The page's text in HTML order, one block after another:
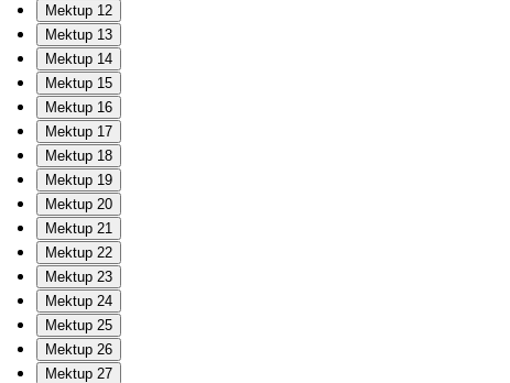
Mektup 12
Mektup 13
Mektup 14
Mektup 15
Mektup 16
Mektup 17
Mektup 18
Mektup 19
Mektup 20
Mektup 21
Mektup 22
Mektup 23
Mektup 24
Mektup 25
Mektup 26
Mektup 27